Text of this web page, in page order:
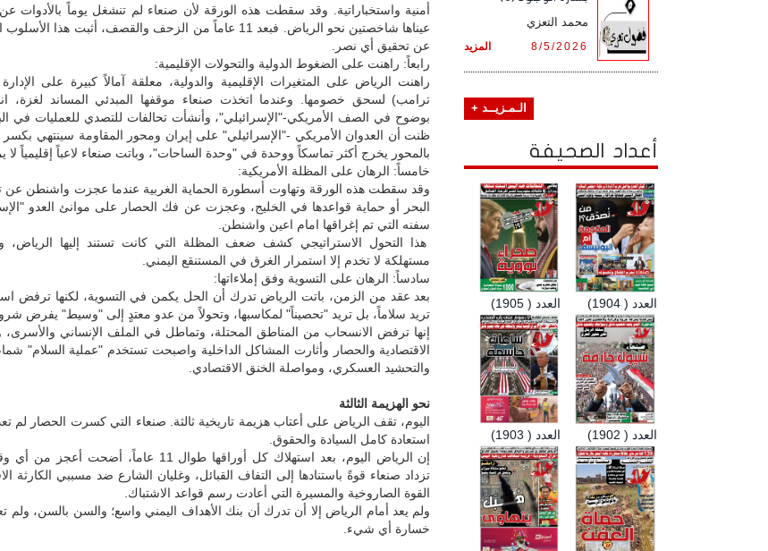
أمنية واستخباراتية. وقد سقطت هذه الورقة لأن صنعاء لم تنشغل يوماً بالأدوات
عيناها شاخصتين نحو الرياض. فبعد 11 عاماً من الزحف والقصف، أثبت هذا
عن تحقيق أي نصر.
رابعاً: راهنت على الضغوط الدولية والتحولات الإقليمية:
راهنت الرياض على المتغيرات الإقليمية والدولية، معلقة آمالاً كبيرة على
ترامب) لسحق خصومها. وعندما اتخذت صنعاء موقفها المبدئي المساند لغزة،
بوضوح في الصف الأمريكي-"الإسرائيلي"، وأنشأت تحالفات للتصدي للعمليات في
ظنت أن العدوان الأمريكي -"الإسرائيلي" على إيران ومحور المقاومة سينتهي بكسر
بالمحور يخرج أكثر تماسكاً ووحدة في "وحدة الساحات"، وباتت صنعاء لاعباً إقليمياً لا
خامساً: الرهان على المظلة الأمريكية:
وقد سقطت هذه الورقة وتهاوت أسطورة الحماية الغربية عندما عجزت واشنطن عن
البحر أو حماية قواعدها في الخليج، وعجزت عن فك الحصار على موانئ العدو
سفنه التي تم إغراقها امام اعين واشنطن.
هذا التحول الاستراتيجي كشف ضعف المظلة التي كانت تستند إليها الرياض،
مستهلكة لا تخدم إلا استمرار الغرق في المستنقع اليمني.
سادساً: الرهان على التسوية وفق إملاءاتها:
بعد عقد من الزمن، باتت الرياض تدرك أن الحل يكمن في التسوية، لكنها ترفض
تريد سلاماً، بل تريد "تحصيناً" لمكاسبها، وتحولاً من عدو معتدٍ إلى "وسيط" يفرض
إنها ترفض الانسحاب من المناطق المحتلة، وتماطل في الملف الإنساني
الاقتصادية والحصار وأثارت المشاكل الداخلية واصبحت تستخدم "عملية السلام"
والتحشيد العسكري، ومواصلة الخنق الاقتصادي.
نحو الهزيمة الثالثة
اليوم، تقف الرياض على أعتاب هزيمة تاريخية ثالثة. صنعاء التي كسرت الحصار لم
استعادة كامل السيادة والحقوق.
إن الرياض اليوم، بعد استهلاك كل أوراقها طوال 11 عاماً،
تزداد صنعاء قوةً باستنادها إلى التفاف القبائل، وغليان الشارع ضد مسببي الكارثة
القوة الصاروخية والمسيرة التي أعادت رسم قواعد الاشتباك.
ولم يعد أمام الرياض إلا أن تدرك أن بنك الأهداف اليمني واسع؛ والسن بالسن، ولم
خسارة أي شيء.
محمد التعزي
المزيد 8/5/2026
الـمـزيــد +
أعداد الصحيفة
العدد ( 1905) العدد ( 1904)
العدد ( 1903) العدد ( 1902)